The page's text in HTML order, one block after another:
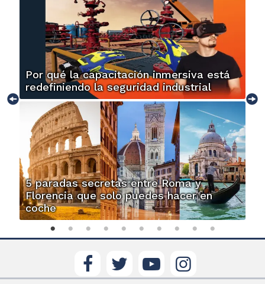
Por qué la capacitación inmersiva está
redefiniendo la seguridad industrial
5 paradas secretas entre Roma y
Florencia que solo puedes hacer en
coche